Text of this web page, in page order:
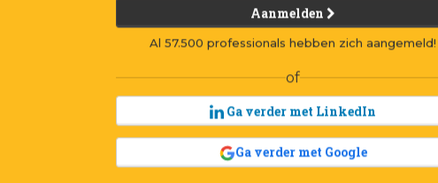
Aanmelden
of
Ga verder met LinkedIn
Ga verder met Google